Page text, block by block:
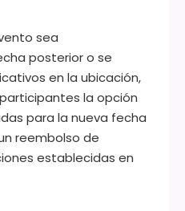
sea
posterior o se
en la ubicación,
la opción
para la nueva fecha
reembolso de
establecidas en